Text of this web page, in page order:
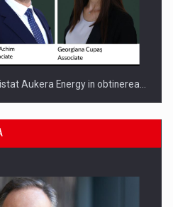
Aukera Energy in obtinerea…